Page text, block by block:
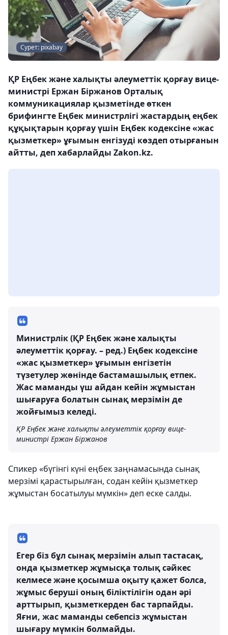
Сурет: pixabay
ҚР Еңбек және халықты әлеуметтік қорғау вице-
министрі Ержан Біржанов Орталық
коммуникациялар қызметінде өткен
брифингте Еңбек министрлігі жастардың еңбек
құқықтарын қорғау үшін Еңбек кодексіне «жас
қызметкер» ұғымын енгізуді көздеп отырғанын
айтты, деп хабарлайды Zakon.kz.
Министрлік (ҚР Еңбек және халықты
әлеуметтік қорғау. – ред.) Еңбек кодексіне
«жас қызметкер» ұғымын енгізетін
түзетулер жөнінде бастамашылық етпек.
Жас маманды үш айдан кейін жұмыстан
шығаруға болатын сынақ мерзімін де
жойғымыз келеді.
ҚР Еңбек және халықты әлеуметтік қорғау вице-
министрі Ержан Біржанов
Спикер «бүгінгі күні еңбек заңнамасында сынақ
мерзімі қарастырылған, содан кейін қызметкер
жұмыстан босатылуы мүмкін» деп еске салды.
Егер біз бұл сынақ мерзімін алып тастасақ,
онда қызметкер жұмысқа толық сәйкес
келмесе және қосымша оқыту қажет болса,
жұмыс беруші оның біліктілігін одан әрі
арттырып, қызметкерден бас тарпайды.
Яғни, жас маманды себепсіз жұмыстан
шығару мүмкін болмайды.